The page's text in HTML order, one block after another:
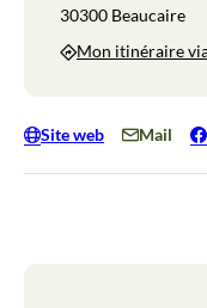
30300 Beaucaire
Mon itinéraire
Site web Mail